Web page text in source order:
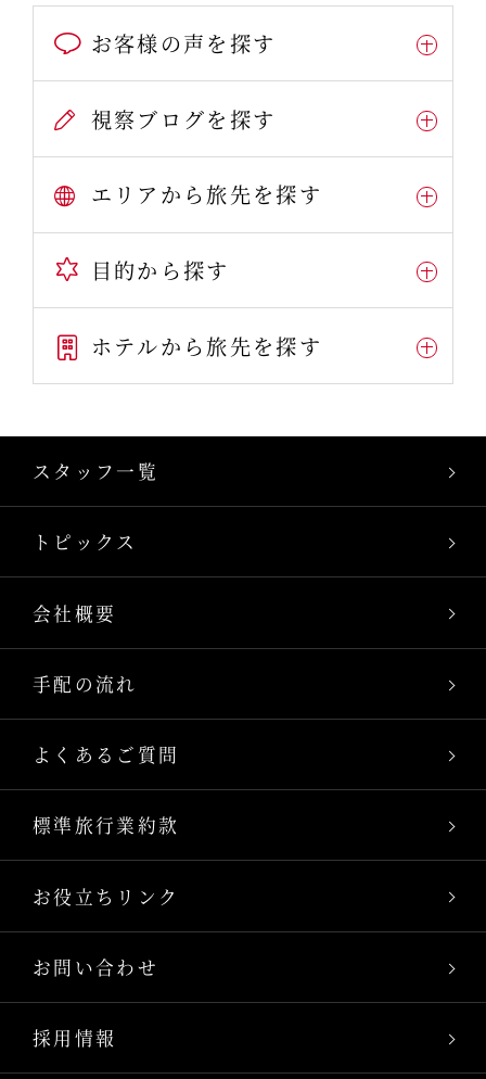
お客様の声を探す
視察ブログを探す
エリアから旅先を探す
目的から探す
ホテルから旅先を探す
スタッフ一覧
トピックス
会社概要
手配の流れ
よくあるご質問
標準旅行業約款
お役立ちリンク
お問い合わせ
採用情報